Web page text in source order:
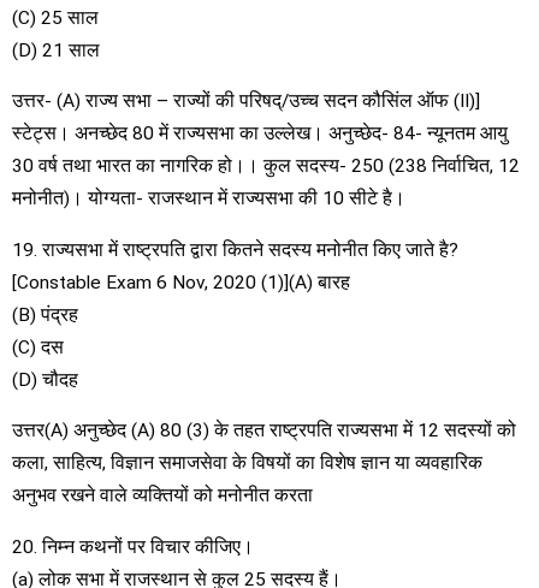
(C) 25 साल
(D) 21 साल
उत्तर- (A) राज्य सभा – राज्यों की परिषद्/उच्च सदन कौसिंल ऑफ (II)]
स्टेट्स। अनच्छेद 80 में राज्यसभा का उल्लेख। अनुच्छेद- 84- न्यूनतम आयु
30 वर्ष तथा भारत का नागरिक हो।। कुल सदस्य- 250 (238 निर्वाचित, 12
मनोनीत)। योग्यता- राजस्थान में राज्यसभा की 10 सीटे है।
19. राज्यसभा में राष्ट्रपति द्वारा कितने सदस्य मनोनीत किए जाते है?
[Constable Exam 6 Nov, 2020 (1)](A) बारह
(B) पंद्रह
(C) दस
(D) चौदह
उत्तर(A) अनुच्छेद (A) 80 (3) के तहत राष्ट्रपति राज्यसभा में 12 सदस्यों को
कला, साहित्य, विज्ञान समाजसेवा के विषयों का विशेष ज्ञान या व्यवहारिक
अनुभव रखने वाले व्यक्तियों को मनोनीत करता
20. निम्न कथनों पर विचार कीजिए।
(a) लोक सभा में राजस्थान से कुल 25 सदस्य हैं।